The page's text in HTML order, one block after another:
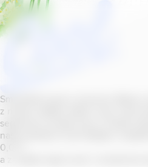
Smícháním piva s ovocnou šťávou
z našich sládků
segmentu na bázi piva v České
naše portfolio Cool skládá z
0
a z nealko řady Cool+ s funkčními